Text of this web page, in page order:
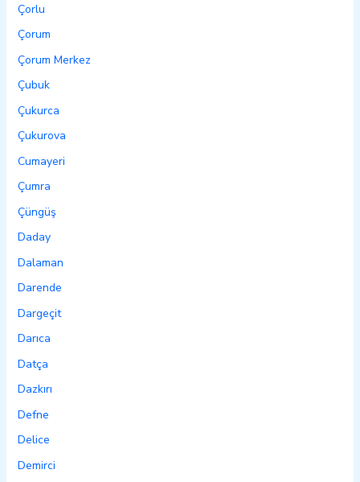
Çorlu
Çorum
Çorum Merkez
Çubuk
Çukurca
Çukurova
Cumayeri
Çumra
Çüngüş
Daday
Dalaman
Darende
Dargeçit
Darıca
Datça
Dazkırı
Defne
Delice
Demirci